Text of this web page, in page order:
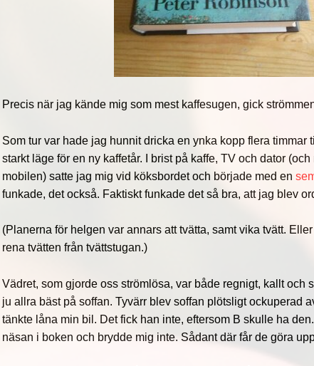
Precis när jag kände mig som mest kaffesugen, gick
Som tur var hade jag hunnit dricka en ynka kopp flera timmar
starkt läge för en ny kaffetår. I brist på kaffe, TV och dator
mobilen) satte jag mig vid köksbordet och började med en
funkade, det också. Faktiskt funkade det så bra, att jag blev
(Planerna för helgen var annars att tvätta, samt vika tvätt.
rena tvätten från tvättstugan.)
Vädret, som gjorde oss strömlösa, var både regnigt, kallt och
ju allra bäst på soffan. Tyvärr blev soffan plötsligt ockuperad
tänkte låna min bil. Det fick han inte, eftersom B skulle ha
näsan i boken och brydde mig inte. Sådant där får de göra